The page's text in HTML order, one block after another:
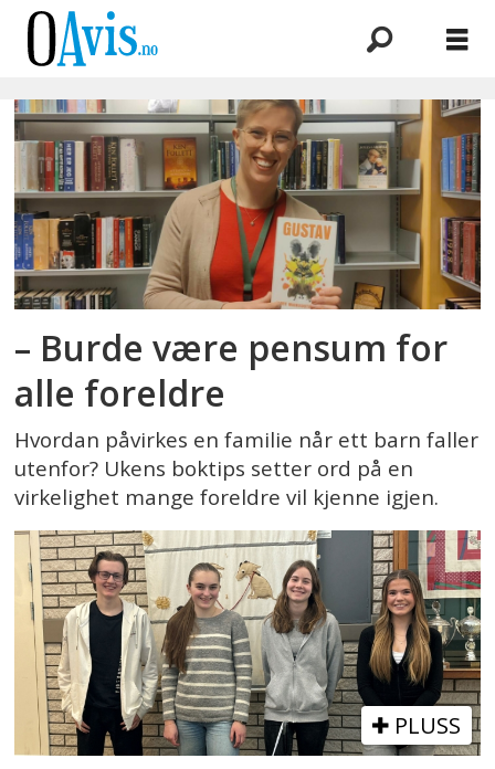
Emne:
mobbing
– Burde være pensum for
alle foreldre
Hvordan påvirkes en familie når ett barn faller
utenfor? Ukens boktips setter ord på en
virkelighet mange foreldre vil kjenne igjen.
PLUSS